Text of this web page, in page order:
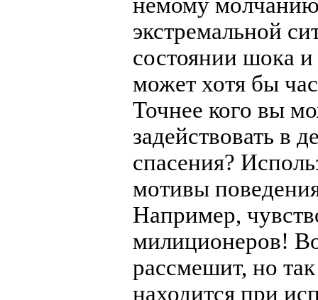
экстремальной
состоянии шока
может хотя бы
Точнее кого вы
задействовать в
спасения?
мотивы
Например,
милиционеров!
рассмешит, но
находится при